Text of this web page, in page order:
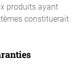
produits ayant
constituerait